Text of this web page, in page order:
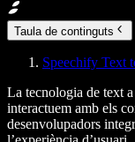
Taula de continguts
Speechify Text
La tecnologia de text
interactuem amb els
desenvolupadors